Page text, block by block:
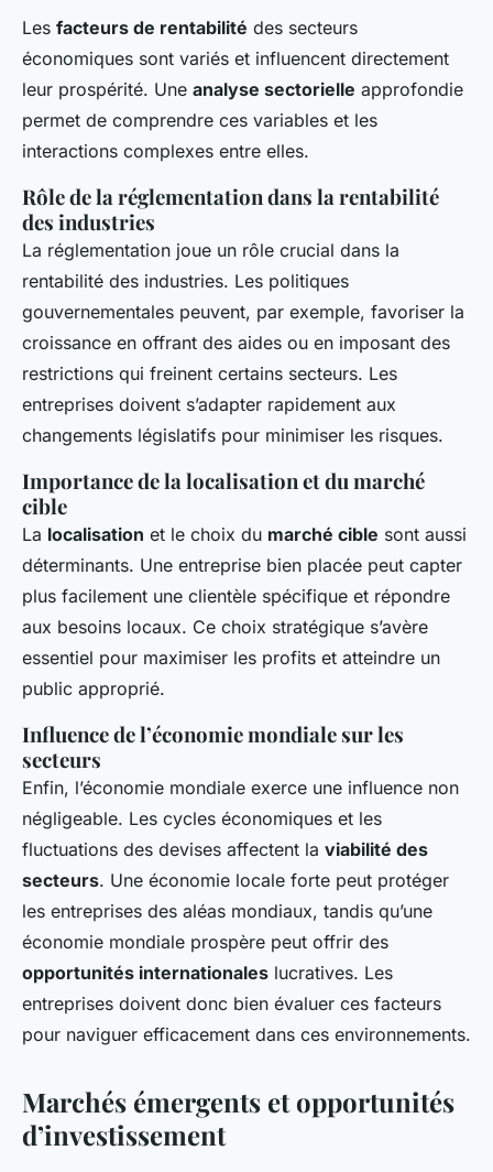
Les facteurs de rentabilité des secteurs
économiques sont variés et influencent directement
leur prospérité. Une analyse sectorielle approfondie
permet de comprendre ces variables et les
interactions complexes entre elles.
Rôle de la réglementation dans la rentabilité
des industries
La réglementation joue un rôle crucial dans la
rentabilité des industries. Les politiques
gouvernementales peuvent, par exemple, favoriser la
croissance en offrant des aides ou en imposant des
restrictions qui freinent certains secteurs. Les
entreprises doivent s’adapter rapidement aux
changements législatifs pour minimiser les risques.
Importance de la localisation et du marché
cible
La localisation et le choix du marché cible sont aussi
déterminants. Une entreprise bien placée peut capter
plus facilement une clientèle spécifique et répondre
aux besoins locaux. Ce choix stratégique s’avère
essentiel pour maximiser les profits et atteindre un
public approprié.
Influence de l’économie mondiale sur les
secteurs
Enfin, l’économie mondiale exerce une influence non
négligeable. Les cycles économiques et les
fluctuations des devises affectent la viabilité des
secteurs. Une économie locale forte peut protéger
les entreprises des aléas mondiaux, tandis qu’une
économie mondiale prospère peut offrir des
opportunités internationales lucratives. Les
entreprises doivent donc bien évaluer ces facteurs
pour naviguer efficacement dans ces environnements.
Marchés émergents et opportunités
d’investissement